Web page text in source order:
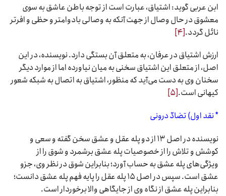
ابن عربی گوید: اشتیاق، عبارت است از توجه باطن عاشق به سوی
معشوق در حال وصال از جهت آنکه به وصالی بادوامتر و حظی و افرتر
نائل گردد.[۴]
ارزش اشتیاق در عرفان، به متعلق آن بستگی دارد. نویسنده، در این
اصل، از متعلق این اشتیاق سخنی به میان نیاورده اما از موارد دیگر
سخنان وی به دست می‌آید که منظور، اشتیاق به اتصال به شبکه شعور
کیهانی است.[۵]
* نقد اول) تضادّ درونی
نویسنده در اصل ۱۳ از دو پله عقل و عشق سخن گفته و سعی و
کوشش و تلاش را از خصوصیات پله عشق برشمرد و شوق را از
ویژگی‌های پله عشق به حساب آورد؛ بنابراین شوق در نظر وی، جزو
عشق است. سپس در اصل ۱۵ پله عقل را پایه فهم پله عشق دانست؛
بنابراین پله عشق از نگاه وی از جایگاهی والا برخوردار است.